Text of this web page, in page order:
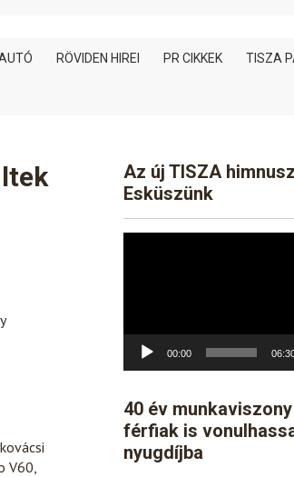
RÖVIDEN HIREI PR CIKKEK TISZA
V60,
Az új TISZA
Esküszünk
00:00
40 év
férfiak is
nyugdíjba